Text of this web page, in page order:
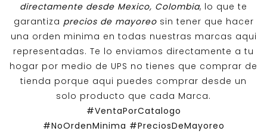
directamente desde Mexico, Colombia, lo que te
garantiza precios de mayoreosin tener que hacer
una orden minima en todas nuestras marcas aqui
representadas. Te lo enviamos directamente a tu
hogar por medio de UPS no tienes que comprar de
tienda porque aqui puedes comprar desde un
solo producto que cada Marca.
#VentaPorCatalogo
#NoOrdenMinima #PreciosDeMayoreo